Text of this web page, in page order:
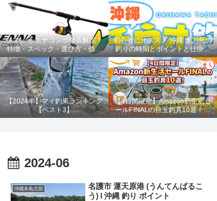
シマノ シエナコンボ徹底解説！
特徴・スペック・選び方・価格
を完全網羅
初心者にオススメ 沖縄 太刀魚の
釣りの時期とポイントと仕掛け
ルアー釣り
【2024年】マイ釣果ランキング
【ベスト3】
【4日間限定】Amazon新生活セ
ールFINALの目玉釣具10選！消
耗品のまとめ買いは今がラスト
2024-06
沖縄本島北部
名護市 運天原港 (うんてんばるこ
う) l 沖縄 釣り ポイント